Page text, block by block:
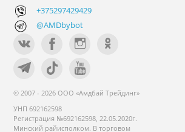
+375297429429
@AMDbybot
© 2007 - 2026 ООО «Амдбай Трейдинг»
УНП 692162598
Регистрация №692162598, 22.05.2020г.
Минский райисполком. В торговом